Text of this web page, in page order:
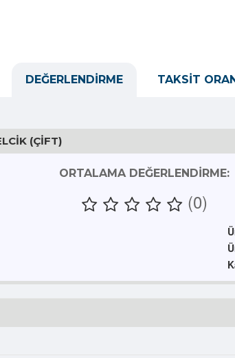
DEĞERLENDIRME TAKSIT
(ÇIFT)
ORTALAMA DEĞERLENDIRME:
(0)